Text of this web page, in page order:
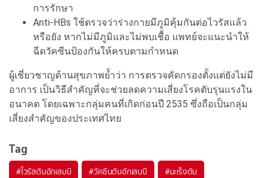
การรักษา
Anti-HBs ใช้ตรวจว่าร่างกายมีภูมิคุ้มกันต่อไวรัสแล้ว
หรือยัง หากไม่มีภูมิและไม่พบเชื้อ แพทย์จะแนะนำให้
ฉีดวัคซีนป้องกันให้ครบตามกำหนด
ผู้เชี่ยวชาญด้านสุขภาพย้ำว่า การตรวจคัดกรองตั้งแต่ยังไม่มี
อาการ เป็นวิธีสำคัญที่จะช่วยลดความเสี่ยงโรคตับรุนแรงใน
อนาคต โดยเฉพาะกลุ่มคนที่เกิดก่อนปี 2535 ซึ่งถือเป็นกลุ่ม
เสี่ยงสำคัญของประเทศไทย
Tag
#ไวรัสตับอักเสบบี #วัคซีนตับอักเสบบี #มะเร็งตับ